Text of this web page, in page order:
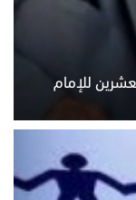
للإمام